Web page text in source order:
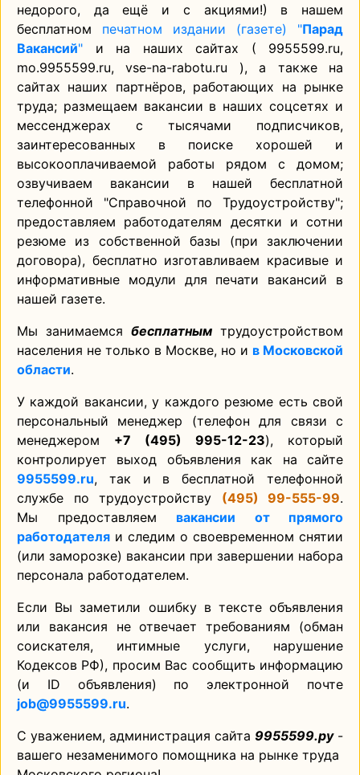
недорого, да ещё и с акциями!) в нашем
бесплатном печатном издании (газете) "Парад
Вакансий" и на наших сайтах ( 9955599.ru,
mo.9955599.ru, vse-na-rabotu.ru ), а также на
сайтах наших партнёров, работающих на рынке
труда; размещаем вакансии в наших соцсетях и
мессенджерах с тысячами подписчиков,
заинтересованных в поиске хорошей и
высокооплачиваемой работы рядом с домом;
озвучиваем вакансии в нашей бесплатной
телефонной "Справочной по Трудоустройству";
предоставляем работодателям десятки и сотни
резюме из собственной базы (при заключении
договора), бесплатно изготавливаем красивые и
информативные модули для печати вакансий в
нашей газете.
Мы занимаемся бесплатным трудоустройством
населения не только в Москве, но и в Московской
области.
У каждой вакансии, у каждого резюме есть свой
персональный менеджер (телефон для связи с
менеджером +7 (495) 995-12-23), который
контролирует выход объявления как на сайте
9955599.ru, так и в бесплатной телефонной
службе по трудоустройству (495) 99-555-99.
Мы предоставляем вакансии от прямого
работодателя и следим о своевременном снятии
(или заморозке) вакансии при завершении набора
персонала работодателем.
Если Вы заметили ошибку в тексте объявления
или вакансия не отвечает требованиям (обман
соискателя, интимные услуги, нарушение
Кодексов РФ), просим Вас сообщить информацию
(и ID объявления) по электронной почте
job@9955599.ru.
С уважением, администрация сайта 9955599.ру-
вашего незаменимого помощника на рынке труда